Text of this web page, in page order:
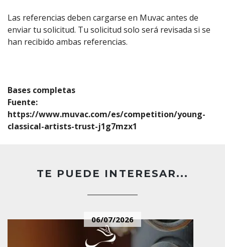
Las referencias deben cargarse en Muvac antes de
enviar tu solicitud. Tu solicitud solo será revisada si se
han recibido ambas referencias.
Bases completas
Fuente:
https://www.muvac.com/es/competition/young-
classical-artists-trust-j1g7mzx1
TE PUEDE INTERESAR...
06/07/2026